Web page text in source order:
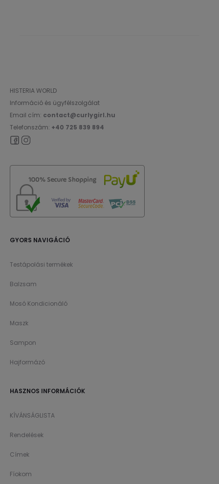
HISTERIA WORLD
Információ és ügyfélszolgálat
Email cím: contact@curlygirl.hu
Telefonszám: +40 725 839 894
GYORS NAVIGÁCIÓ
Testápolási termékek
Balzsam
Mosó Kondicionáló
Maszk
Sampon
Hajformázó
HASZNOS INFORMÁCIÓK
KÍVÁNSÁGLISTA
Rendelések
Címek
Fíokom